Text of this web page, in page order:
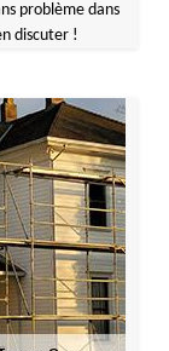
problème dans
discuter !